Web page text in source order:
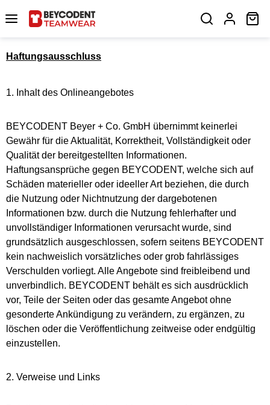
Zum Hauptinhalt springen
Haftungsausschluss
1. Inhalt des Onlineangebotes
BEYCODENT Beyer + Co. GmbH übernimmt keinerlei
Gewähr für die Aktualität, Korrektheit, Vollständigkeit oder
Qualität der bereitgestellten Informationen.
Haftungsansprüche gegen BEYCODENT, welche sich auf
Schäden materieller oder ideeller Art beziehen, die durch
die Nutzung oder Nichtnutzung der dargebotenen
Informationen bzw. durch die Nutzung fehlerhafter und
unvollständiger Informationen verursacht wurde, sind
grundsätzlich ausgeschlossen, sofern seitens BEYCODENT
kein nachweislich vorsätzliches oder grob fahrlässiges
Verschulden vorliegt. Alle Angebote sind freibleibend und
unverbindlich. BEYCODENT behält es sich ausdrücklich
vor, Teile der Seiten oder das gesamte Angebot ohne
gesonderte Ankündigung zu verändern, zu ergänzen, zu
löschen oder die Veröffentlichung zeitweise oder endgültig
einzustellen.
2. Verweise und Links